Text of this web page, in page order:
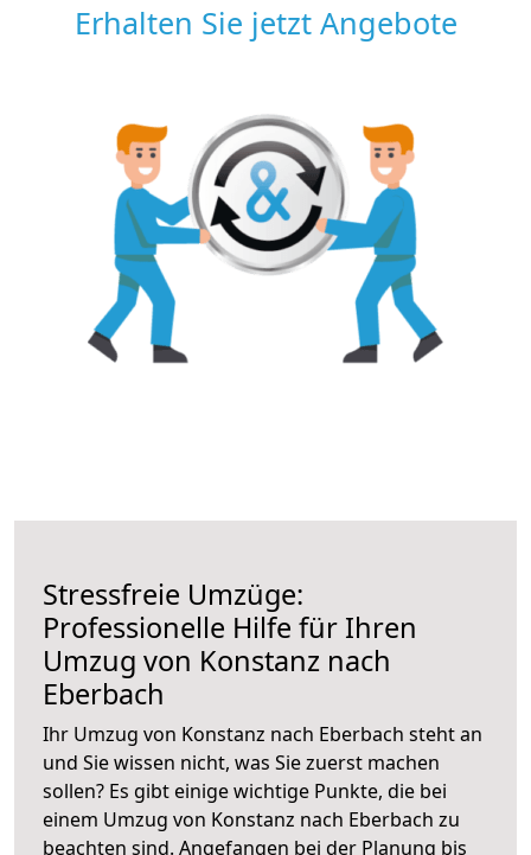
Erhalten Sie jetzt Angebote
Stressfreie Umzüge:
Professionelle Hilfe für Ihren
Umzug von Konstanz nach
Eberbach
Ihr Umzug von Konstanz nach Eberbach steht an
und Sie wissen nicht, was Sie zuerst machen
sollen? Es gibt einige wichtige Punkte, die bei
einem Umzug von Konstanz nach Eberbach zu
beachten sind. Angefangen bei der Planung bis